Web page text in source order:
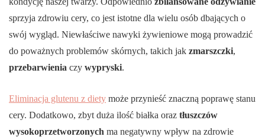
sprzyja zdrowiu cery, co jest istotne dla wielu osób dbających o
swój wygląd. Niewłaściwe nawyki żywieniowe mogą prowadzić
do poważnych problemów skórnych, takich jak zmarszczki,
przebarwienia czy wypryski.
Eliminacja glutenu z diety może przynieść znaczną poprawę stanu
cery. Dodatkowo, zbyt duża ilość białka oraz tłuszczów
wysokoprzetworzonych ma negatywny wpływ na zdrowie